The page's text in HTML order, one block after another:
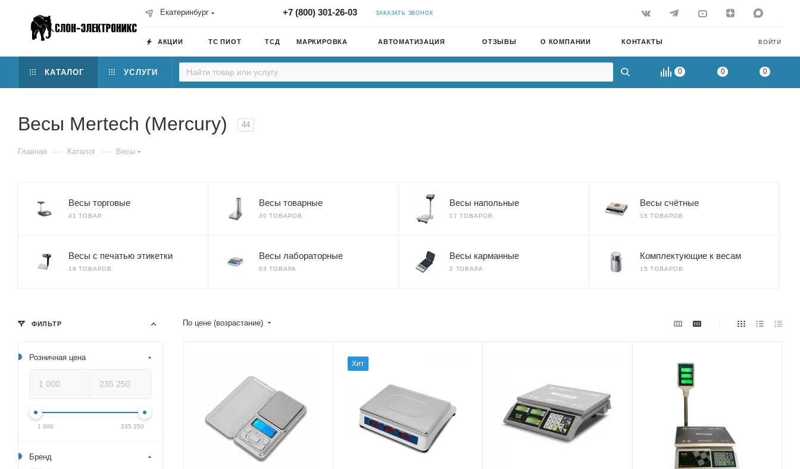
Екатеринбург +7 (800) 301-26-03 ЗАКАЗАТЬ ЗВОНОК
ВОЙТИ
АКЦИИ ТС ПИОТ ТСД МАРКИРОВКА АВТОМАТИЗАЦИЯ ОТЗЫВЫ О КОМПАНИИ КОНТАКТЫ
0 0 0
КАТАЛОГ УСЛУГИ
Весы Mertech (Mercury) 44
Главная — Каталог — Весы
Весы торговые
41 ТОВАР
Весы товарные
30 ТОВАРОВ
Весы напольные
17 ТОВАРОВ
Весы счётные
18 ТОВАРОВ
Весы с печатью этикетки
18 ТОВАРОВ
Весы лабораторные
63 ТОВАРА
Весы карманные
2 ТОВАРА
Комплектующие к весам
15 ТОВАРОВ
По цене (возрастание)
Хит
ФИЛЬТР
Розничная цена
1 000 235 250
Бренд